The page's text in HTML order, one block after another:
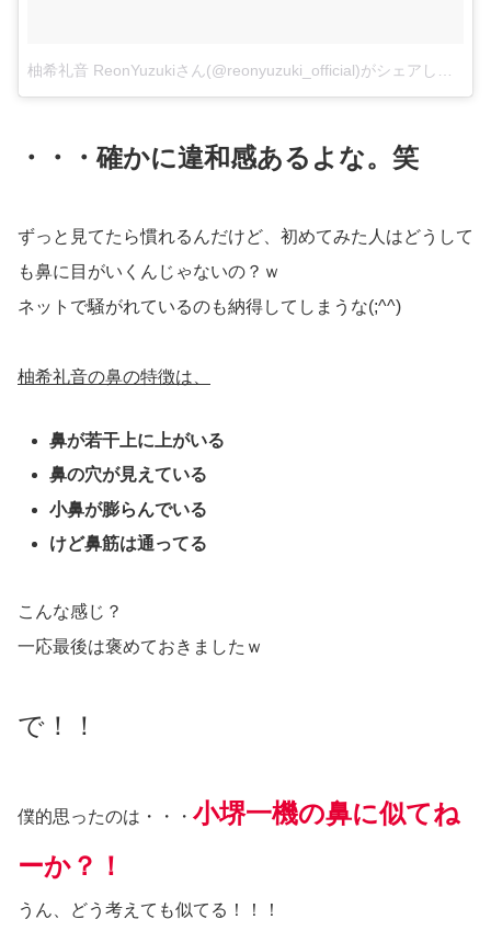
・・・確かに違和感あるよな。笑
ずっと見てたら慣れるんだけど、初めてみた人はどうして
も鼻に目がいくんじゃないの？ｗ
ネットで騒がれているのも納得してしまうな(;^^)
柚希礼音の鼻の特徴は、
鼻が若干上に上がいる
鼻の穴が見えている
小鼻が膨らんでいる
けど鼻筋は通ってる
こんな感じ？
一応最後は褒めておきましたｗ
で！！
僕的思ったのは・・・ 小堺一機の鼻に似てね
ーか？！
うん、どう考えても似てる！！！